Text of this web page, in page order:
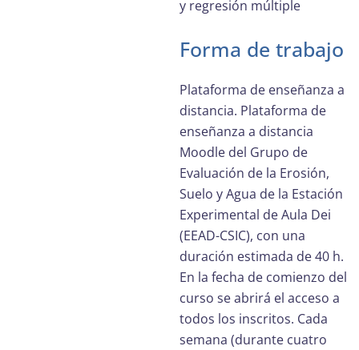
y regresión múltiple
Forma de trabajo
Plataforma de enseñanza a
distancia. Plataforma de
enseñanza a distancia
Moodle del Grupo de
Evaluación de la Erosión,
Suelo y Agua de la Estación
Experimental de Aula Dei
(EEAD-CSIC), con una
duración estimada de 40 h.
En la fecha de comienzo del
curso se abrirá el acceso a
todos los inscritos. Cada
semana (durante cuatro